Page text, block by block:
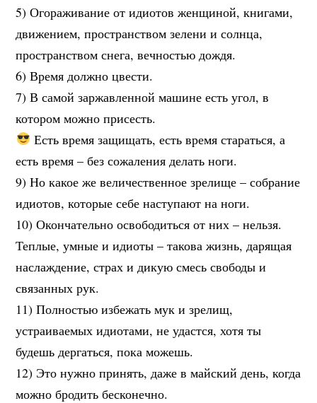
5) Огораживание от идиотов женщиной, книгами,
движением, пространством зелени и солнца,
пространством снега, вечностью дождя.
6) Время должно цвести.
7) В самой заржавленной машине есть угол, в
котором можно присесть.
Есть время защищать, есть время стараться, а
есть время – без сожаления делать ноги.
9) Но какое же величественное зрелище – собрание
идиотов, которые себе наступают на ноги.
10) Окончательно освободиться от них – нельзя.
Теплые, умные и идиоты – такова жизнь, дарящая
наслаждение, страх и дикую смесь свободы и
связанных рук.
11) Полностью избежать мук и зрелищ,
устраиваемых идиотами, не удастся, хотя ты
будешь дергаться, пока можешь.
12) Это нужно принять, даже в майский день, когда
можно бродить бесконечно.